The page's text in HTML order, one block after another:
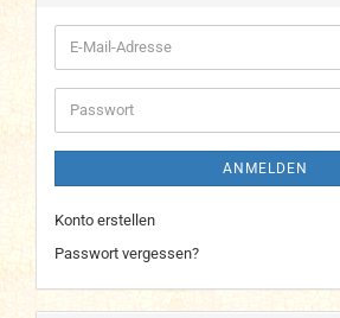
E-
Mail-
Adresse
Passwort
ANMELDEN
Konto erstellen
Passwort vergessen?